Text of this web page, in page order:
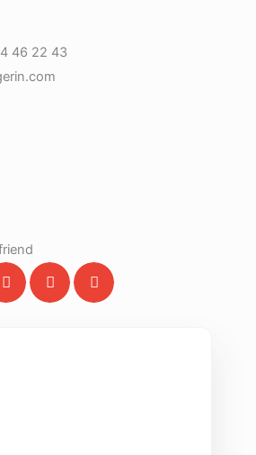
46 22 43